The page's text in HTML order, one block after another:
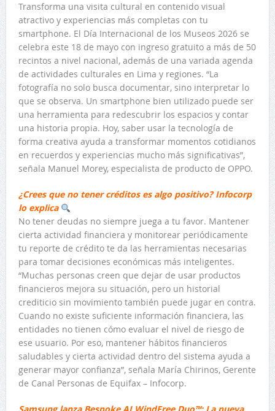
Transforma una visita cultural en contenido visual
atractivo y experiencias más completas con tu
smartphone. El Día Internacional de los Museos 2026 se
celebra este 18 de mayo con ingreso gratuito a más de 50
recintos a nivel nacional, además de una variada agenda
de actividades culturales en Lima y regiones. “La
fotografía no solo busca documentar, sino interpretar lo
que se observa. Un smartphone bien utilizado puede ser
una herramienta para redescubrir los espacios y contar
una historia propia. Hoy, saber usar la tecnología de
forma creativa ayuda a transformar momentos cotidianos
en recuerdos y experiencias mucho más significativas”,
señala Manuel Morey, especialista de producto de OPPO.
¿Crees que no tener créditos es algo positivo? Infocorp
lo explica
No tener deudas no siempre juega a tu favor. Mantener
cierta actividad financiera y monitorear periódicamente
tu reporte de crédito te da las herramientas necesarias
para tomar decisiones económicas más inteligentes.
“Muchas personas creen que dejar de usar productos
financieros mejora su situación, pero un historial
crediticio sin movimiento también puede jugar en contra.
Cuando no existe suficiente información financiera, las
entidades no tienen cómo evaluar el nivel de riesgo de
ese usuario. Por eso, mantener hábitos financieros
saludables y cierta actividad dentro del sistema ayuda a
generar mayor confianza”, señala María Chirinos, Gerente
de Canal Personas de Equifax – Infocorp.